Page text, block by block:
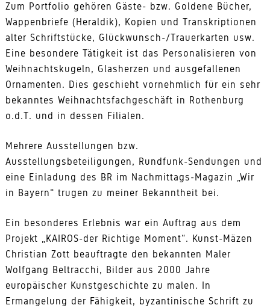
Zum Portfolio gehören Gäste- bzw. Goldene Bücher,
Wappenbriefe (Heraldik), Kopien und Transkriptionen
alter Schriftstücke, Glückwunsch-/Trauerkarten usw.
Eine besondere Tätigkeit ist das Personalisieren von
Weihnachtskugeln, Glasherzen und ausgefallenen
Ornamenten. Dies geschieht vornehmlich für ein sehr
bekanntes Weihnachtsfachgeschäft in Rothenburg
o.d.T. und in dessen Filialen.
Mehrere Ausstellungen bzw.
Ausstellungsbeteiligungen, Rundfunk-Sendungen und
eine Einladung des BR im Nachmittags-Magazin „Wir
in Bayern“ trugen zu meiner Bekanntheit bei.
Ein besonderes Erlebnis war ein Auftrag aus dem
Projekt „KAIROS-der Richtige Moment“. Kunst-Mäzen
Christian Zott beauftragte den bekannten Maler
Wolfgang Beltracchi, Bilder aus 2000 Jahre
europäischer Kunstgeschichte zu malen. In
Ermangelung der Fähigkeit, byzantinische Schrift zu